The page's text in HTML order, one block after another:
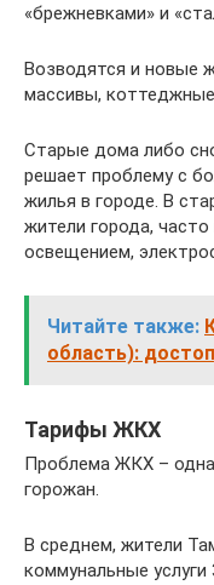
«брежневками» и
Возводятся и новые
массивы,
Старые дома либо
решает проблему с
жилья в городе. В
жители города,
освещением,
Читайте также:
область):
Тарифы ЖКХ
Проблема ЖКХ –
горожан.
В среднем, жители
коммунальные